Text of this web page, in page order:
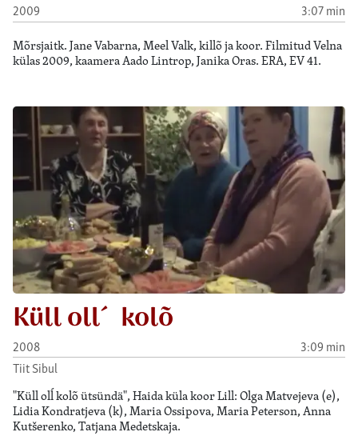
2009 3:07 min
Mõrsjaitk. Jane Vabarna, Meel Valk, killõ ja koor. Filmitud Velna
külas 2009, kaamera Aado Lintrop, Janika Oras. ERA, EV 41.
Küll oll´ kolõ
2008
3:09 min
Tiit Sibul
"Küll olĺ kolõ ütsündä", Haida küla koor Lill: Olga Matvejeva (e),
Lidia Kondratjeva (k), Maria Ossipova, Maria Peterson, Anna
Kutšerenko, Tatjana Medetskaja.